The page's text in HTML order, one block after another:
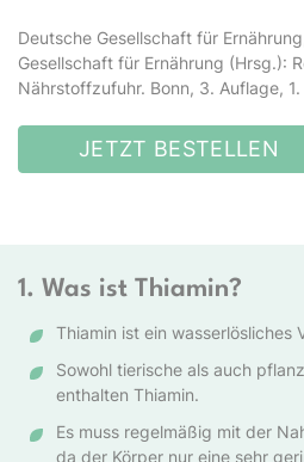
Deutsche Gesellschaft für
Gesellschaft für Ernährung (Hrsg.):
Nährstoffzufuhr. Bonn, 3. Auflage,
JETZT BESTELLEN
1. Was ist Thiamin?
Thiamin ist ein wasserlösliches
Sowohl tierische als auch
enthalten Thiamin.
Es muss regelmäßig mit der
da der Körper nur eine sehr